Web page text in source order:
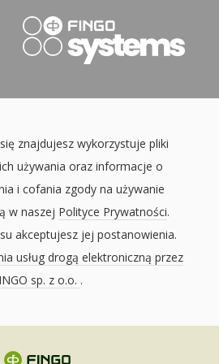
znajdujesz wykorzystuje pliki
używania oraz informacje o
i cofania zgody na używanie
w naszej Polityce Prywatności.
akceptujesz jej postanowienia.
usług drogą elektroniczną przez
sp. z o.o. .